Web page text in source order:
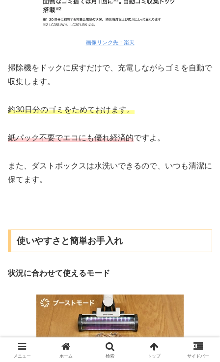
画像リンク先：楽天
掃除機をドックに戻すだけで、充電しながらゴミを自動で
収集します。
約30日分のゴミをためておけます。
紙パック不要でエコにも優れ経済的ですよ。
また、ダストボックスは水洗いできるので、いつも清潔に
保てます。
使いやすさと簡単お手入れ
状況に合わせて使えるモード
メニュー ホーム 検索 トップ サイドバー